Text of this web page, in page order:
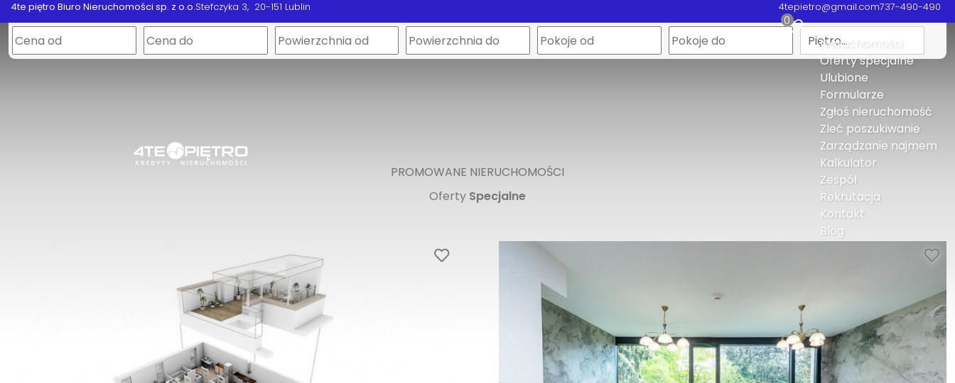
4te piętro Biuro Nieruchomości sp. z o.o.Stefczyka 3 20-151 Lublin 4tepietro@gmail.com737-490-490
0
Nieruchomości
Oferty specjalne
Ulubione
Formularze
Zgłoś nieruchomość
Zleć poszukiwanie
Zarządzanie najmem
Kalkulator
Zespół
Rekrutacja
Kontakt
Blog
Piętro…
PROMOWANE NIERUCHOMOŚCI
Oferty Specjalne